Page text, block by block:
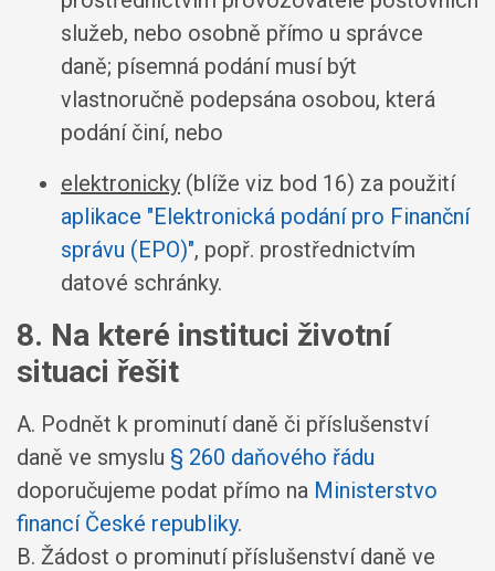
služeb, nebo osobně přímo u správce
daně; písemná podání musí být
vlastnoručně podepsána osobou, která
podání činí, nebo
elektronicky (blíže viz bod 16) za použití
aplikace "Elektronická podání pro Finanční
správu (EPO)", popř. prostřednictvím
datové schránky.
8. Na které instituci životní
situaci řešit
A. Podnět k prominutí daně či příslušenství
daně ve smyslu § 260 daňového řádu
doporučujeme podat přímo na Ministerstvo
financí České republiky.
B. Žádost o prominutí příslušenství daně ve